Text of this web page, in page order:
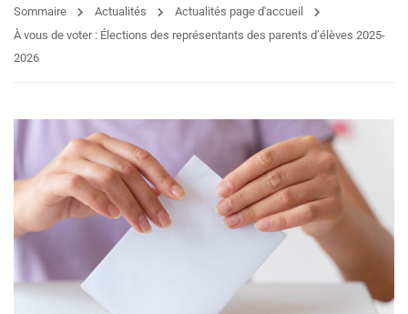
Sommaire Actualités
Actualités page d'accueil
À vous de voter : Élections des représentants des parents d’élèves 2025-
2026